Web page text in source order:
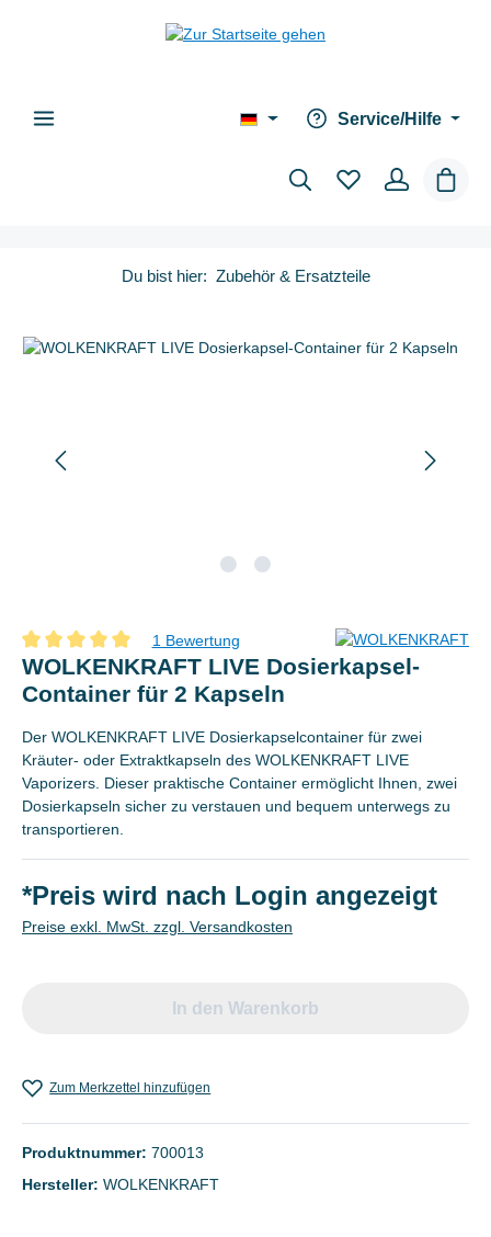
Service/Hilfe
Du bist hier: Zubehör & Ersatzteile
Bildergalerie überspringen
Durchschnittliche Bewertung von 5 von 5 Sternen
1 Bewertung
WOLKENKRAFT LIVE Dosierkapsel-
Container für 2 Kapseln
Der WOLKENKRAFT LIVE Dosierkapselcontainer für zwei
Kräuter- oder Extraktkapseln des WOLKENKRAFT LIVE
Vaporizers. Dieser praktische Container ermöglicht Ihnen, zwei
Dosierkapseln sicher zu verstauen und bequem unterwegs zu
transportieren.
*Preis wird nach Login angezeigt
Preise exkl. MwSt. zzgl. Versandkosten
In den Warenkorb
Zum Merkzettel hinzufügen
Produktnummer: 700013
Hersteller: WOLKENKRAFT